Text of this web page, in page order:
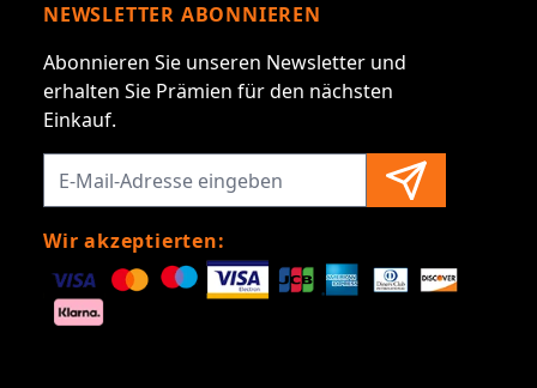
NEWSLETTER ABONNIEREN
Abonnieren Sie unseren Newsletter und
erhalten Sie Prämien für den nächsten
Einkauf.
Wir akzeptierten: